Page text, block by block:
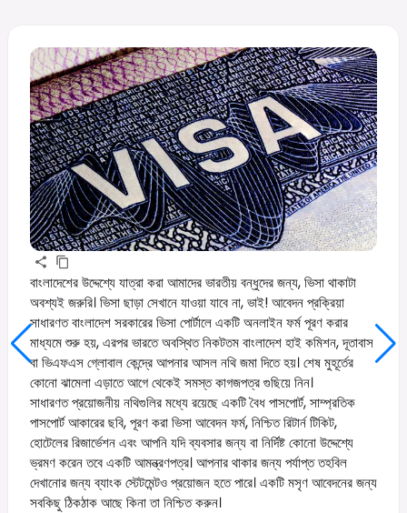
বাংলাদেশের উদ্দেশ্যে যাত্রা করা আমাদের ভারতীয় বন্ধুদের জন্য, ভিসা থাকাটা
অবশ্যই জরুরি। ভিসা ছাড়া সেখানে যাওয়া যাবে না, ভাই! আবেদন প্রক্রিয়া
সাধারণত বাংলাদেশ সরকারের ভিসা পোর্টালে একটি অনলাইন ফর্ম পূরণ করার
মাধ্যমে শুরু হয়, এরপর ভারতে অবস্থিত নিকটতম বাংলাদেশ হাই কমিশন, দূতাবাস
বা ভিএফএস গ্লোবাল কেন্দ্রে আপনার আসল নথি জমা দিতে হয়। শেষ মুহূর্তের
কোনো ঝামেলা এড়াতে আগে থেকেই সমস্ত কাগজপত্র গুছিয়ে নিন।
সাধারণত প্রয়োজনীয় নথিগুলির মধ্যে রয়েছে একটি বৈধ পাসপোর্ট, সাম্প্রতিক
পাসপোর্ট আকারের ছবি, পূরণ করা ভিসা আবেদন ফর্ম, নিশ্চিত রিটার্ন টিকিট,
হোটেলের রিজার্ভেশন এবং আপনি যদি ব্যবসার জন্য বা নির্দিষ্ট কোনো উদ্দেশ্যে
ভ্রমণ করেন তবে একটি আমন্ত্রণপত্র। আপনার থাকার জন্য পর্যাপ্ত তহবিল
দেখানোর জন্য ব্যাংক স্টেটমেন্টও প্রয়োজন হতে পারে। একটি মসৃণ আবেদনের জন্য
সবকিছু ঠিকঠাক আছে কিনা তা নিশ্চিত করুন।